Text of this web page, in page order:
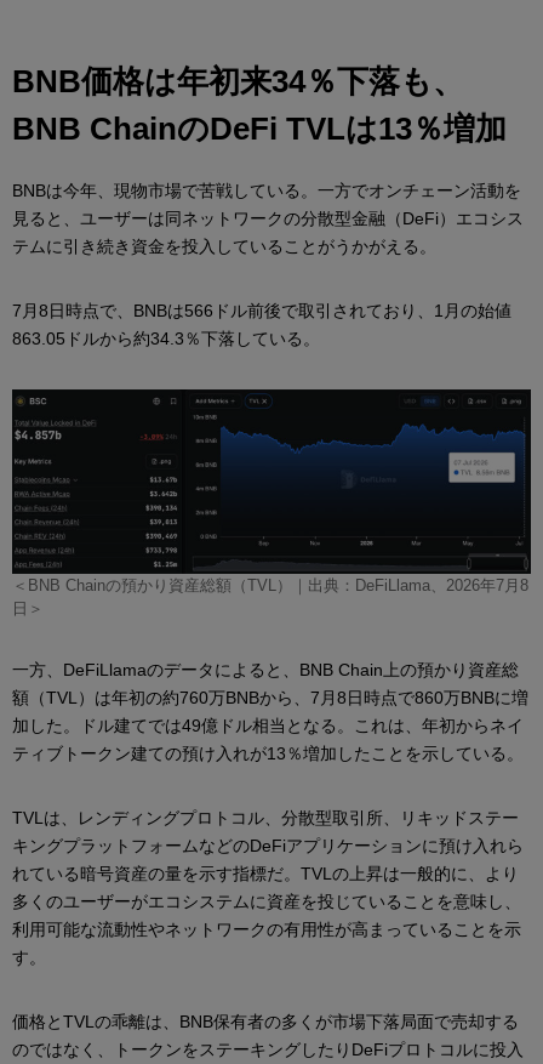
BNB価格は年初来34％下落も、
BNB ChainのDeFi TVLは13％増加
BNBは今年、現物市場で苦戦している。一方でオンチェーン活動を
見ると、ユーザーは同ネットワークの分散型金融（DeFi）エコシス
テムに引き続き資金を投入していることがうかがえる。
7月8日時点で、BNBは566ドル前後で取引されており、1月の始値
863.05ドルから約34.3％下落している。
＜BNB Chainの預かり資産総額（TVL）｜出典：DeFiLlama、2026年7月8
日＞
一方、DeFiLlamaのデータによると、BNB Chain上の預かり資産総
額（TVL）は年初の約760万BNBから、7月8日時点で860万BNBに増
加した。ドル建てでは49億ドル相当となる。これは、年初からネイ
ティブトークン建ての預け入れが13％増加したことを示している。
TVLは、レンディングプロトコル、分散型取引所、リキッドステー
キングプラットフォームなどのDeFiアプリケーションに預け入れら
れている暗号資産の量を示す指標だ。TVLの上昇は一般的に、より
多くのユーザーがエコシステムに資産を投じていることを意味し、
利用可能な流動性やネットワークの有用性が高まっていることを示
す。
価格とTVLの乖離は、BNB保有者の多くが市場下落局面で売却する
のではなく、トークンをステーキングしたりDeFiプロトコルに投入